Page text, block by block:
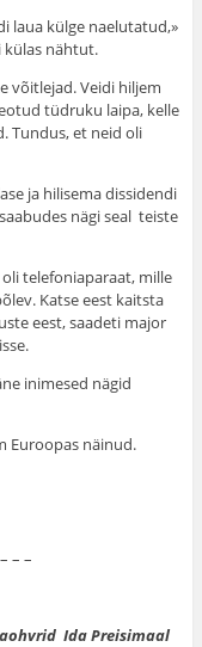
laua külge naelutatud,»
külas nähtut.
võitlejad. Veidi hiljem
tüdruku laipa, kelle
Tundus, et neid oli
ja hilisema dissidendi
nägi seal teiste
telefoniaparaat, mille
Katse eest kaitsta
eest, saadeti major
inimesed nägid
Euroopas näinud.
– –
Ida Preisimaal